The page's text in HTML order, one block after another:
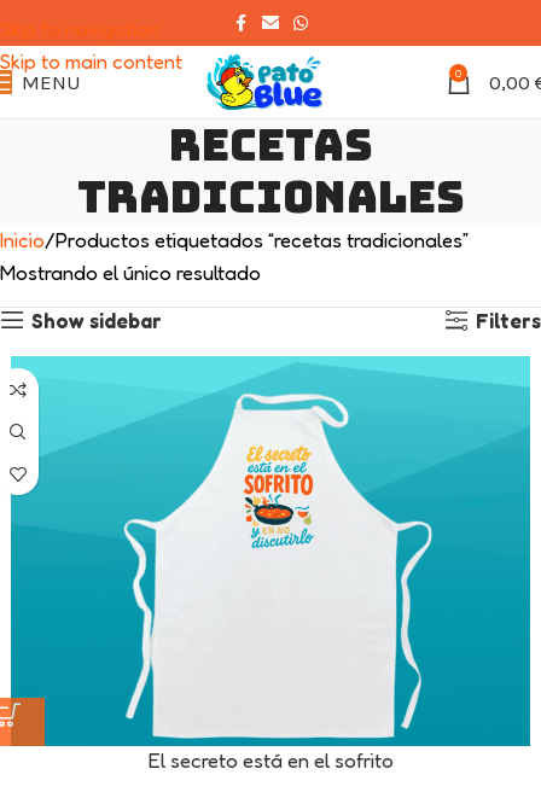
Skip to navigation
Skip to main content
MENU 0 0,00
recetas
tradicionales
Inicio Productos etiquetados “recetas tradicionales”
Mostrando el único resultado
Show sidebar
Filters
El secreto está en el sofrito